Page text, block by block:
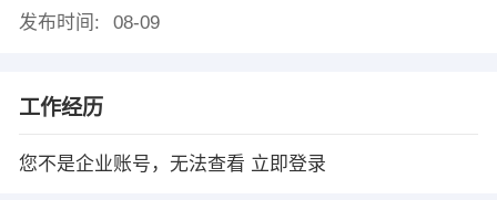
发布时间:
08-09
工作经历
您不是企业账号，无法查看 立即登录